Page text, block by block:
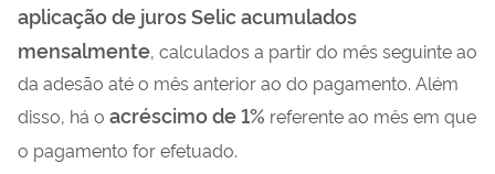
aplicação de juros Selic acumulados
mensalmente, calculados a partir do mês seguinte ao
da adesão até o mês anterior ao do pagamento. Além
disso, há o acréscimo de 1% referente ao mês em que
o pagamento for efetuado.